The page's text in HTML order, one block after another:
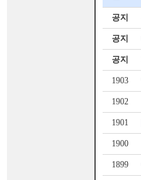
공지
공지
공지
1903
1902
1901
1900
1899